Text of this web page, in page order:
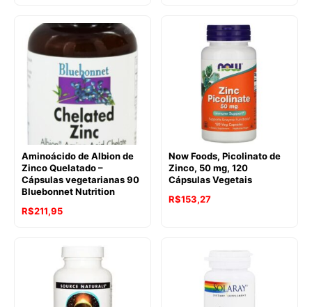
Aminoácido de Albion de
Zinco Quelatado –
Cápsulas vegetarianas 90
Bluebonnet Nutrition
R$211,95
Now Foods, Picolinato de
Zinco, 50 mg, 120
Cápsulas Vegetais
R$153,27